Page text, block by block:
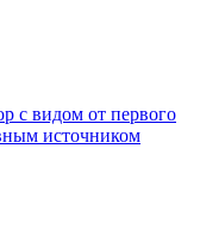
с видом от первого
источником